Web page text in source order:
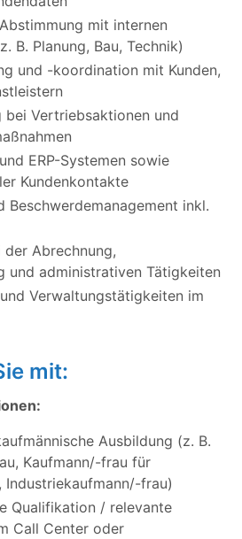
mit internen
B. Planung, Bau, Technik)
und -koordination mit Kunden,
Vertriebsaktionen und
ERP-Systemen sowie
Kundenkontakte
Beschwerdemanagement inkl.
Abrechnung,
und administrativen Tätigkeiten
Verwaltungstätigkeiten im
mit:
Ausbildung (z. B.
Kaufmann/-frau für
Industriekaufmann/-frau)
Qualifikation / relevante
Call Center oder